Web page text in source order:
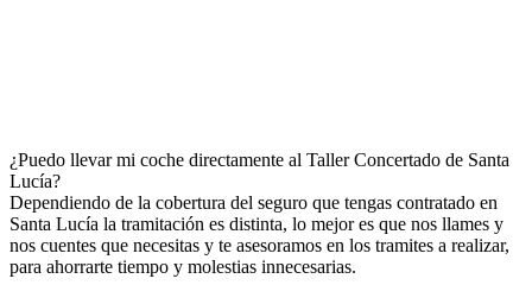
¿Puedo llevar mi coche directamente al Taller Concertado de Santa
Lucía?
Dependiendo de la cobertura del seguro que tengas contratado en
Santa Lucía la tramitación es distinta, lo mejor es que nos llames y
nos cuentes que necesitas y te asesoramos en los tramites a realizar,
para ahorrarte tiempo y molestias innecesarias.